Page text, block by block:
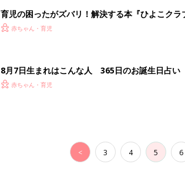
育児の困ったがズバリ！解決する本『ひよこク
つ情報がいっぱい！
赤ちゃん・育児
8月7日生まれはこんな人 365日のお誕生日占い
赤ちゃん・育児
< 3 4 5 6